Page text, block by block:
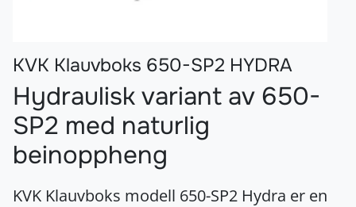
KVK Klauvboks 650-SP2 HYDRA
Hydraulisk variant av 650-
SP2 med naturlig
beinoppheng
KVK Klauvboks modell 650-SP2 Hydra er en